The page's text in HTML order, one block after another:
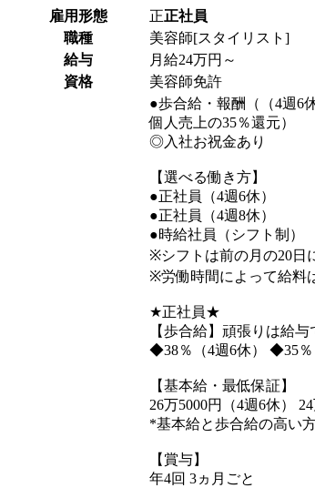
雇用形態 正正社員
職種
美容師[スタイリスト]
給与
月給24万円～
資格
美容師免許
●歩合給・報酬（（4週6
個人売上の35％還元）
◎入社お祝金あり
【選べる働き方】
●正社員（4週6休）
●正社員（4週8休）
●時給社員（シフト制）
※シフトは前の月の20日
※労働時間によって給料
★正社員★
【歩合給】頑張りは給与
◆38％（4週6休） ◆35％
【基本給・最低保証】
26万5000円（4週6休）
*基本給と歩合給の高い
【賞与】
年4回 3ヵ月ごと